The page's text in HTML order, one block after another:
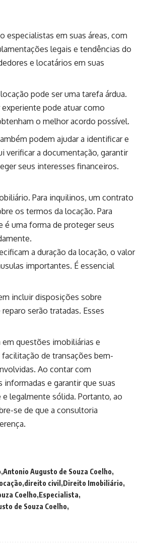
especialistas em suas áreas, com
legais e tendências do
e locatários em suas
pode ser uma tarefa árdua.
pode atuar como
o melhor acordo possível.
podem ajudar a identificar e
verificar a documentação, garantir
seus interesses financeiros.
Para inquilinos, um contrato
os termos da locação. Para
é uma forma de proteger seus
a duração da locação, o valor
importantes. É essencial
incluir disposições sobre
serão tratadas. Esses
questões imobiliárias e
de transações bem-
Ao contar com
e garantir que suas
legalmente sólida. Portanto, ao
se de que a consultoria
Antonio Augusto de Souza Coelho
direito civil Direito Imobiliário
Coelho Especialista
de Souza Coelho